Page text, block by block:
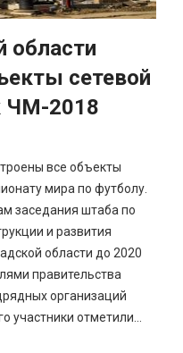
области
сетевой
ЧМ-2018
все объекты
мира по футболу.
заседания штаба по
и развития
области до 2020
правительства
организаций
участники отметили...